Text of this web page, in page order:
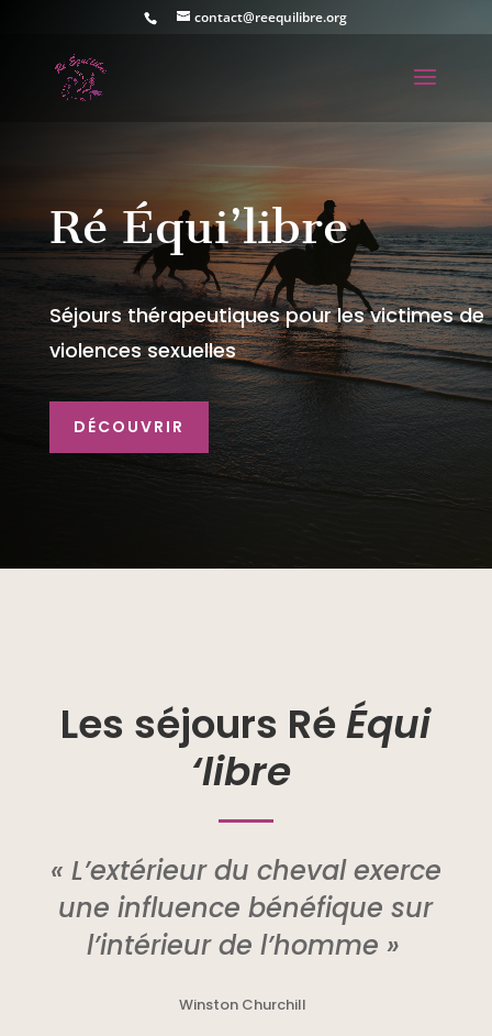
contact@reequilibre.org
Ré Équi’libre
Séjours thérapeutiques pour les victimes de
violences sexuelles
DÉCOUVRIR
Les séjours RéÉqui
‘libre
« L’extérieur du cheval exerce
une influence bénéfique sur
l’intérieur de l’homme »
Winston Churchill